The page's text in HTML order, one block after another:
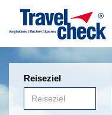
Reiseziel